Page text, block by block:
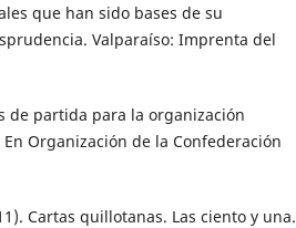
que han sido bases de su
Valparaíso: Imprenta del
de partida para la organización
Organización de la Confederación
Cartas quillotanas. Las ciento y una.